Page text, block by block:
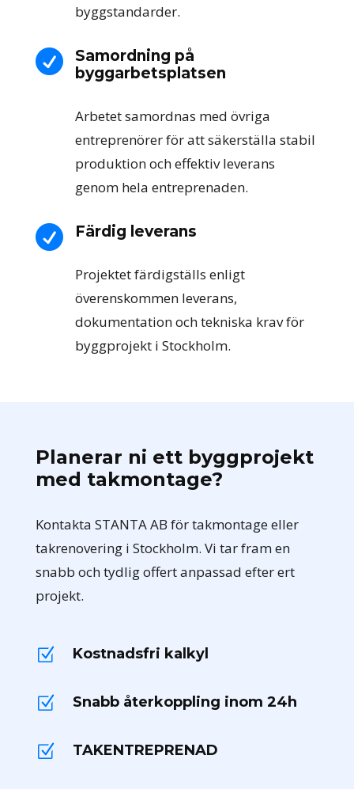
byggstandarder.

Samordning på
byggarbetsplatsen
Arbetet samordnas med övriga
entreprenörer för att säkerställa stabil
produktion och effektiv leverans
genom hela entreprenaden.
 Färdig leverans
Projektet färdigställs enligt
överenskommen leverans,
dokumentation och tekniska krav för
byggprojekt i Stockholm.
Planerar ni ett byggprojekt
med takmontage?
Kontakta STANTA AB för takmontage eller
takrenovering i Stockholm. Vi tar fram en
snabb och tydlig offert anpassad efter ert
projekt.
Z Kostnadsfri kalkyl
Z Snabb återkoppling inom 24h
Z TAKENTREPRENAD